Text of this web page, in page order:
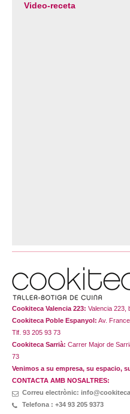
Video-receta
Cookiteca Valencia 223: Valencia 223,
Cookiteca Poble Espanyol: Av.
Tlf. 93 205 93 73
Cookiteca Sarrià: Carrer Major de
73
Venimos a su empresa, su espacio,
CONTACTA AMB NOSALTRES:
Correu electrònic:
Telefona : +34 93 205 9373